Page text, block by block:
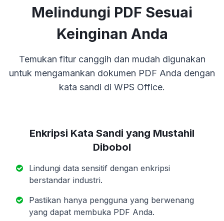
Melindungi PDF Sesuai
Keinginan Anda
Temukan fitur canggih dan mudah digunakan
untuk mengamankan dokumen PDF Anda dengan
kata sandi di WPS Office.
Enkripsi Kata Sandi yang Mustahil
Dibobol
Lindungi data sensitif dengan enkripsi
berstandar industri.
Pastikan hanya pengguna yang berwenang
yang dapat membuka PDF Anda.